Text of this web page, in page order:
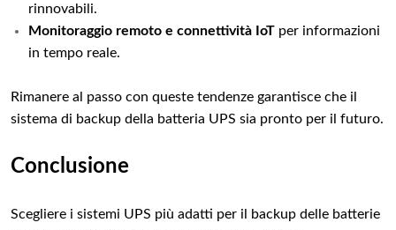
rinnovabili.
Monitoraggio remoto e connettività IoT per informazioni
in tempo reale.
Rimanere al passo con queste tendenze garantisce che il
sistema di backup della batteria UPS sia pronto per il futuro.
Conclusione
Scegliere i sistemi UPS più adatti per il backup delle batterie